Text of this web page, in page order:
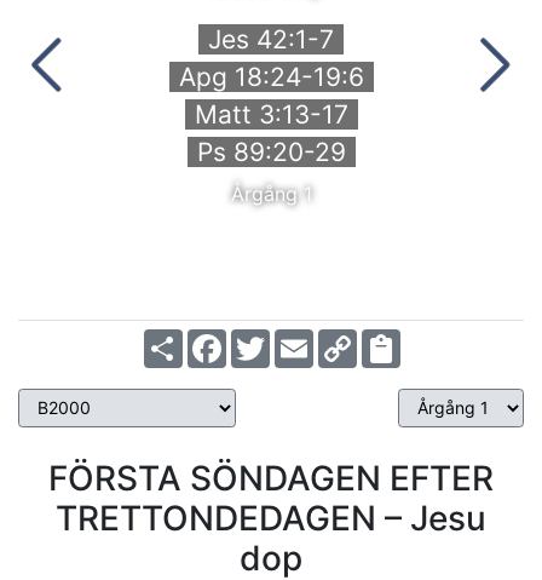
Jes 42:1-7
Apg 18:24-19:6
Matt 3:13-17
Ps 89:20-29
Årgång 1
ShareFacebook
TwitterEmailCopy
Link
FÖRSTA SÖNDAGEN EFTER
TRETTONDEDAGEN – Jesu
dop